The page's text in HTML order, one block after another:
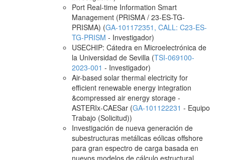
Port Real-time Information Smart
Management (PRISMA / 23-ES-TG-
PRISMA) (GA-101172351, CALL: C23-ES-
TG-PRISM - Investigador)
USECHIP: Cátedra en Microelectrónica de
la Universidad de Sevilla (TSI-069100-
2023-001 - Investigador)
Air-based solar thermal electricity for
efficient renewable energy integration
&compressed air energy storage -
ASTERIx-CAESar (GA-101122231 - Equipo
Trabajo (Solicitud))
Investigación de nueva generación de
subestructuras metálicas eólicas offshore
para gran espectro de carga basada en
nuevos modelos de cálculo estructural,